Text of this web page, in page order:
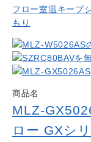
フロー室温キープ
もり
商品名
MLZ-
ロー GXシ